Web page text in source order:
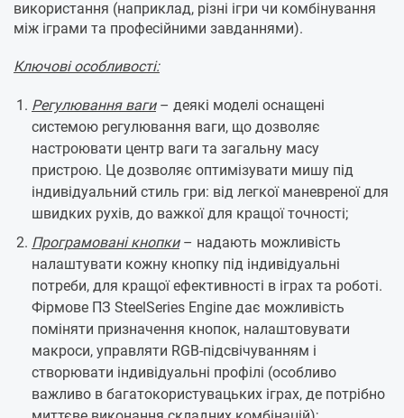
використання (наприклад, різні ігри чи комбінування
між іграми та професійними завданнями).
Ключові особливості:
Регулювання ваги– деякі моделі оснащені
системою регулювання ваги, що дозволяє
настроювати центр ваги та загальну масу
пристрою. Це дозволяє оптимізувати мишу під
індивідуальний стиль гри: від легкої маневреної для
швидких рухів, до важкої для кращої точності;
Програмовані кнопки– надають можливість
налаштувати кожну кнопку під індивідуальні
потреби, для кращої ефективності в іграх та роботі.
Фірмове ПЗ SteelSeries Engine дає можливість
поміняти призначення кнопок, налаштовувати
макроси, управляти RGB-підсвічуванням і
створювати індивідуальні профілі (особливо
важливо в багатокористувацьких іграх, де потрібно